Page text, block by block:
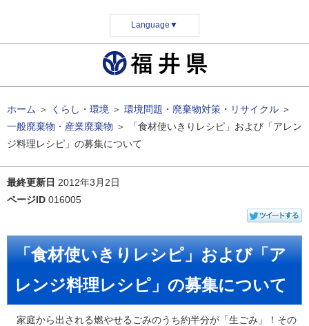
Language ▼
ホーム ＞ くらし・環境 ＞ 環境問題・廃棄物対策・リサイクル ＞
一般廃棄物・産業廃棄物 ＞
「食材使いきりレシピ」および「アレン
ジ料理レシピ」の募集について
最終更新日 2012年3月2日
ページID 016005
「食材使いきりレシピ」および「ア
レンジ料理レシピ」の募集について
家庭から出される燃やせるごみのうち約半分が「生ごみ」！その